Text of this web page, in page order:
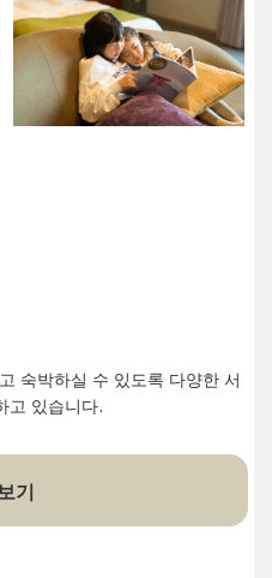
숙박하실 수 있도록 다양한 서
고 있습니다.
기